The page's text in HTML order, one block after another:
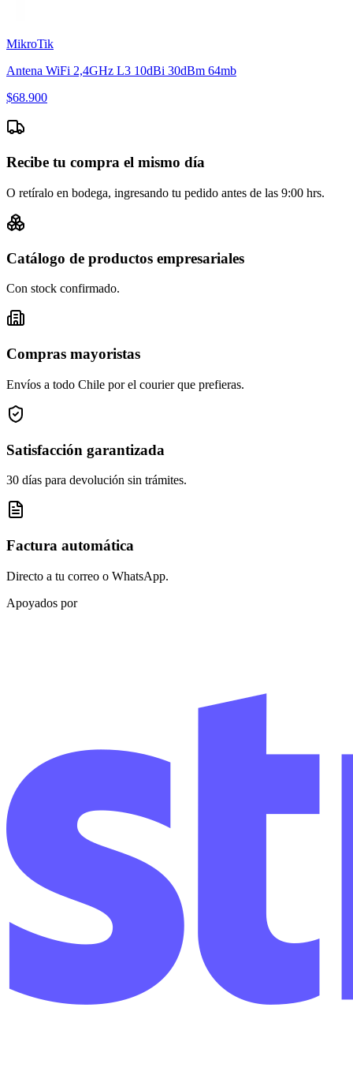
MikroTik
Antena WiFi 2,4GHz L3 10dBi 30dBm 64mb
$68.900
Recibe tu compra el mismo día
O retíralo en bodega, ingresando tu pedido antes de las 9:00 hrs.
Catálogo de productos empresariales
Con stock confirmado.
Compras mayoristas
Envíos a todo Chile por el courier que prefieras.
Satisfacción garantizada
30 días para devolución sin trámites.
Factura automática
Directo a tu correo o WhatsApp.
Apoyados por